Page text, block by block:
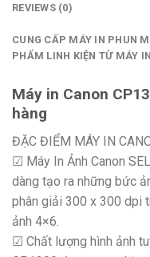
REVIEWS (0)
CUNG CẤP MÁY IN PHUN
PHẨM LINH KIỆN TỪ MÁY IN
Máy in Canon
hàng
ĐẶC ĐIỂM MÁY IN
☑ Máy In Ảnh Canon
dàng tạo ra những bức
phân giải 300 x 300 dpi
ảnh 4×6.
☑ Chất lượng hình ảnh